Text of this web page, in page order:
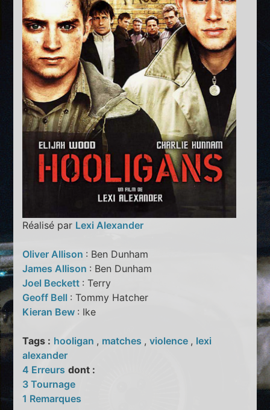
Réalisé par Lexi Alexander
Oliver Allison : Ben Dunham
James Allison : Ben Dunham
Joel Beckett : Terry
Geoff Bell : Tommy Hatcher
Kieran Bew : Ike
Tags : hooligan , matches ,violence , lexi
alexander
4 Erreurs dont :
3 Tournage
1 Remarques